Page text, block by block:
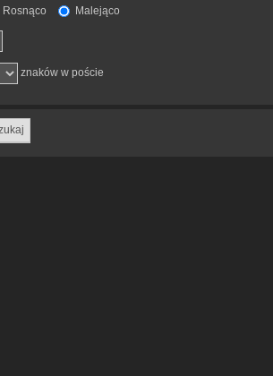
Rosnąco Malejąco
znaków w poście